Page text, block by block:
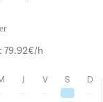
79.92€/h
J V S D